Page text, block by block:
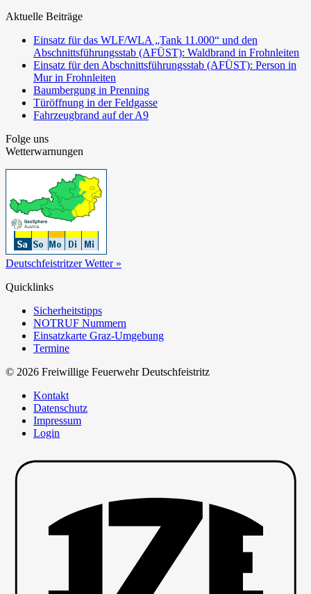
Aktuelle Beiträge
Einsatz für das WLF/WLA „Tank 11.000“ und den
Abschnittsführungsstab (AFÜST): Waldbrand in Frohnleiten
Einsatz für den Abschnittsführungsstab (AFÜST): Person in
Mur in Frohnleiten
Baumbergung in Prenning
Türöffnung in der Feldgasse
Fahrzeugbrand auf der A9
Folge uns
Wetterwarnungen
Deutschfeistritzer Wetter »
Quicklinks
Sicherheitstipps
NOTRUF Nummern
Einsatzkarte Graz-Umgebung
Termine
© 2026 Freiwillige Feuerwehr Deutschfeistritz
Kontakt
Datenschutz
Impressum
Login